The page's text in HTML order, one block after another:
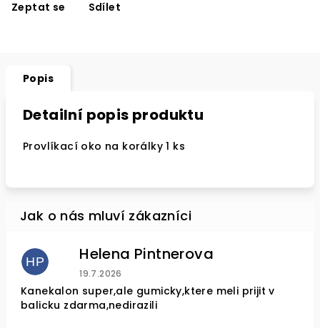
Zeptat se Sdílet
Popis
Detailní popis produktu
Provlíkací oko na korálky 1 ks
HP Helena Pintnerova
Hodnocení obchodu je 4 z 5 hvězdiček.
19.7.2026
Kanekalon super,ale gumicky,ktere meli prijit v
balicku zdarma,nedirazili